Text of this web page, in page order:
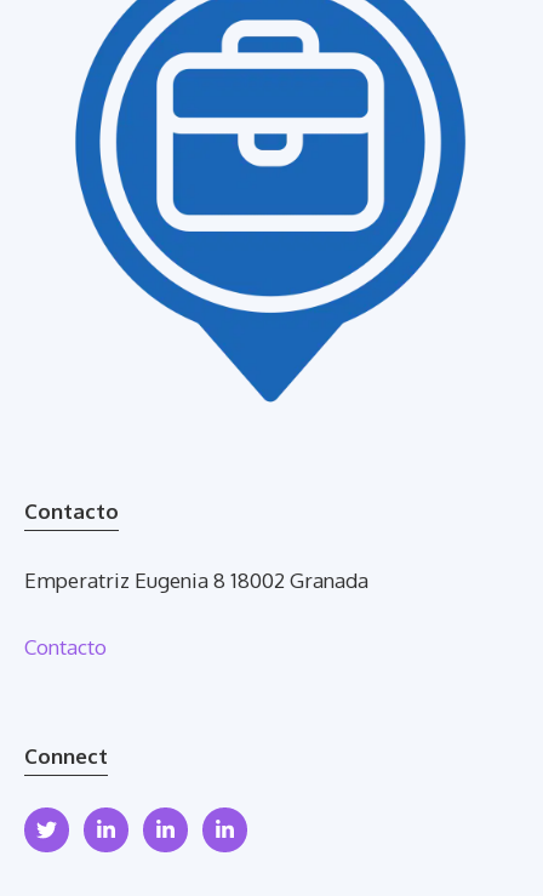
Contacto
Emperatriz Eugenia 8 18002 Granada
Contacto
Connect